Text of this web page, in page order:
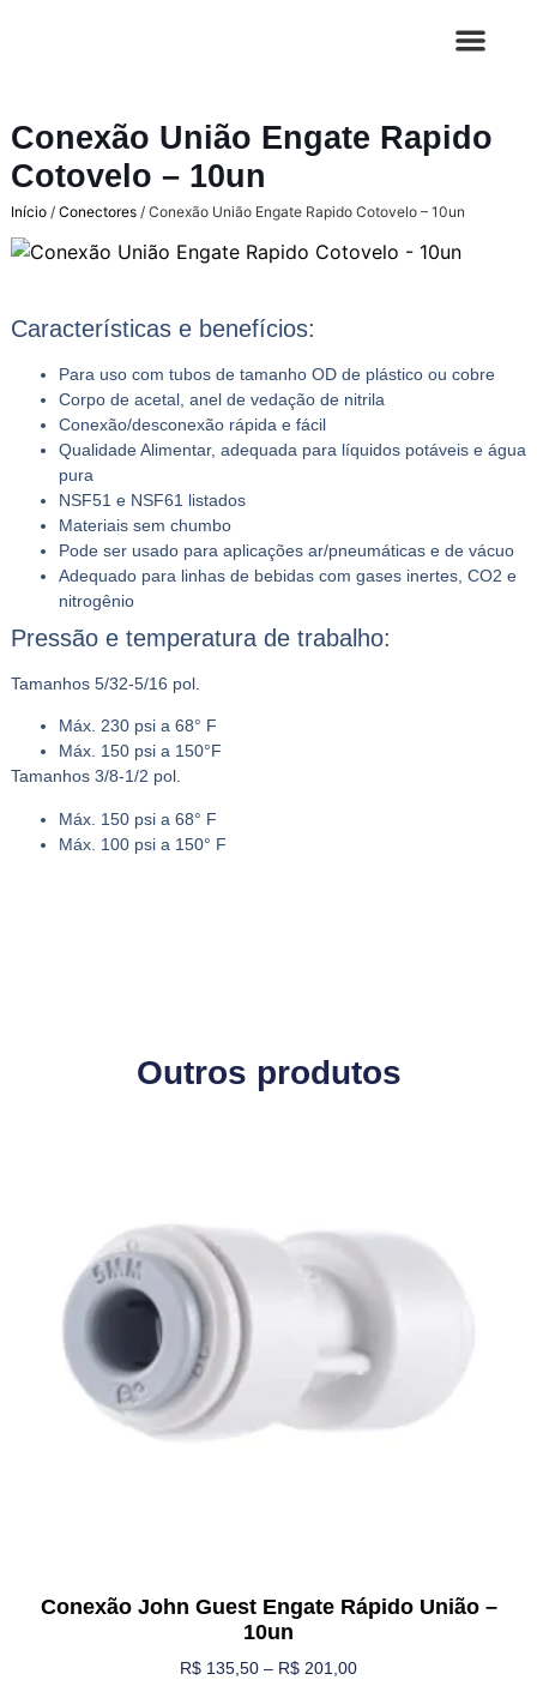
Conexão União Engate Rapido
Cotovelo – 10un
Início/ Conectores/ Conexão União Engate Rapido Cotovelo – 10un
Características e benefícios:
Para uso com tubos de tamanho OD de plástico ou cobre
Corpo de acetal, anel de vedação de nitrila
Conexão/desconexão rápida e fácil
Qualidade Alimentar, adequada para líquidos potáveis ​​e água
pura
NSF51 e NSF61 listados
Materiais sem chumbo
Pode ser usado para aplicações ar/pneumáticas e de vácuo
Adequado para linhas de bebidas com gases inertes, CO2 e
nitrogênio
Pressão e temperatura de trabalho:
Tamanhos 5/32-5/16 pol.
Máx. 230 psi a 68° F
Máx. 150 psi a 150°F
Tamanhos 3/8-1/2 pol.
Máx. 150 psi a 68° F
Máx. 100 psi a 150° F
Outros produtos
Conexão John Guest Engate Rápido União –
10un
R$ 135,50 – R$ 201,00